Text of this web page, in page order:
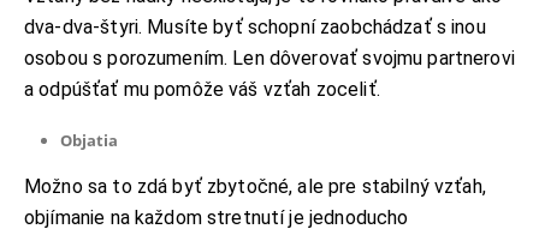
dva-dva-štyri. Musíte byť schopní zaobchádzať s inou
osobou s porozumením. Len dôverovať svojmu partnerovi
a odpúšťať mu pomôže váš vzťah zoceliť.
Objatia
Možno sa to zdá byť zbytočné, ale pre stabilný vzťah,
objímanie na každom stretnutí je jednoducho